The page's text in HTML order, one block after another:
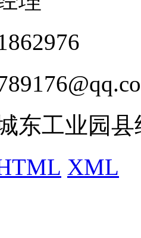
东工业园县
XML